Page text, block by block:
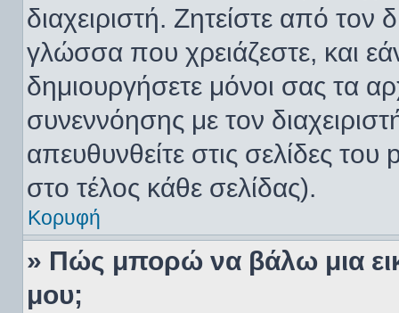
διαχειριστή. Ζητείστε από τον
γλώσσα που χρειάζεστε, και
δημιουργήσετε μόνοι σας τα
συνεννόησης με τον
απευθυνθείτε στις σελίδες
στο τέλος κάθε σελίδας).
Κορυφή
» Πώς μπορώ να βάλω μια
μου;